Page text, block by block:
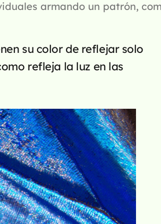
armando un patrón,
su color de reflejar solo
refleja la luz en las